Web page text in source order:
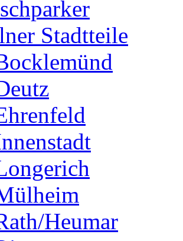
Stadtteile
Heumar